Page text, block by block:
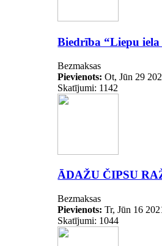
Biedrība “Liepu iela
Bezmaksas
Pievienots: Ot, Jūn 29
Skatījumi: 1142
ĀDAŽU ČIPSU
Bezmaksas
Pievienots: Tr, Jūn 16
Skatījumi: 1044